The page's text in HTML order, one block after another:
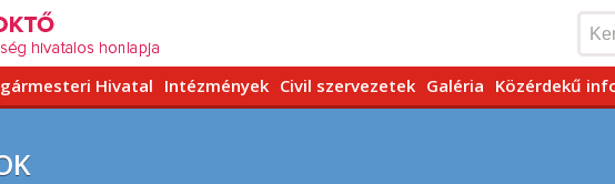
Hivatal Intézmények Civil szervezetek Galéria Közérdekű